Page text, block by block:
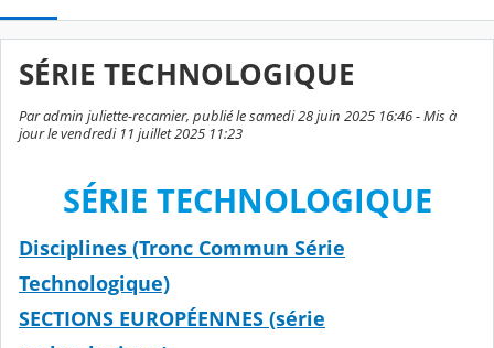
SÉRIE TECHNOLOGIQUE
Par admin juliette-recamier, publié le samedi 28 juin 2025 16:46 - Mis à
jour le vendredi 11 juillet 2025 11:23
SÉRIE TECHNOLOGIQUE
Disciplines (Tronc Commun Série
Technologique)
SECTIONS EUROPÉENNES (série